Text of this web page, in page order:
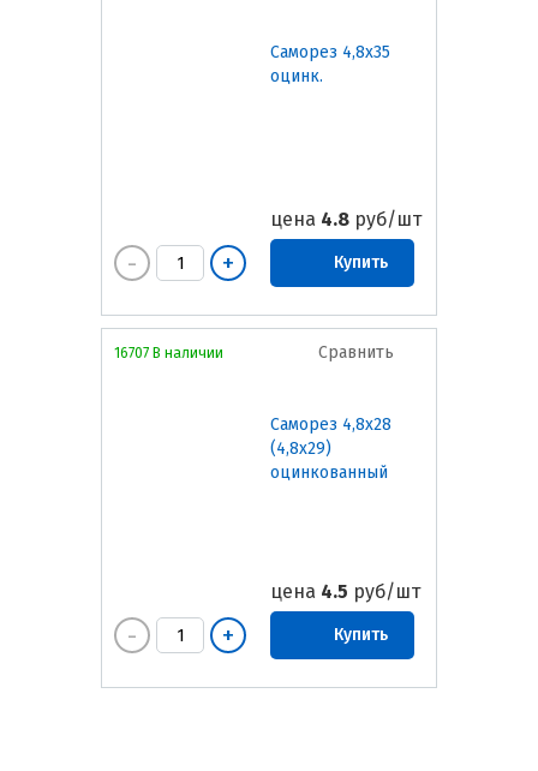
Саморез 4,8х35
оцинк.
цена 4.8 руб/шт
Купить
Сравнить
Саморез 4,8х28
(4,8х29)
оцинкованный
цена 4.5 руб/шт
Купить
16707 В наличии